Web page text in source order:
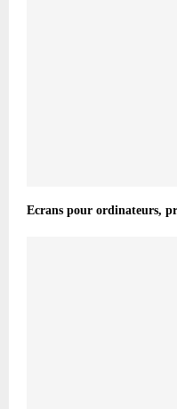
Ecrans pour ordinateurs,